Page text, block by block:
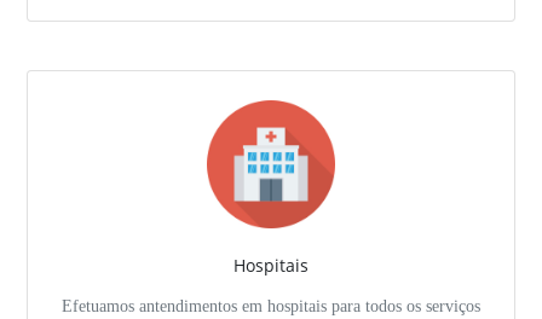
Hospitais
Efetuamos antendimentos em hospitais para todos os serviços